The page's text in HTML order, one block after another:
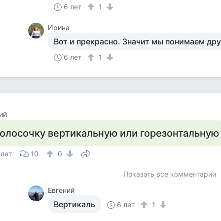
6 лет 1
Ирина
Вот и прекрасно. Значит мы понимаем
6 лет 1
вертикальную или горезонтальную
10 0
Показать все комментарии
Евгений
Вертикаль 6 лет 1